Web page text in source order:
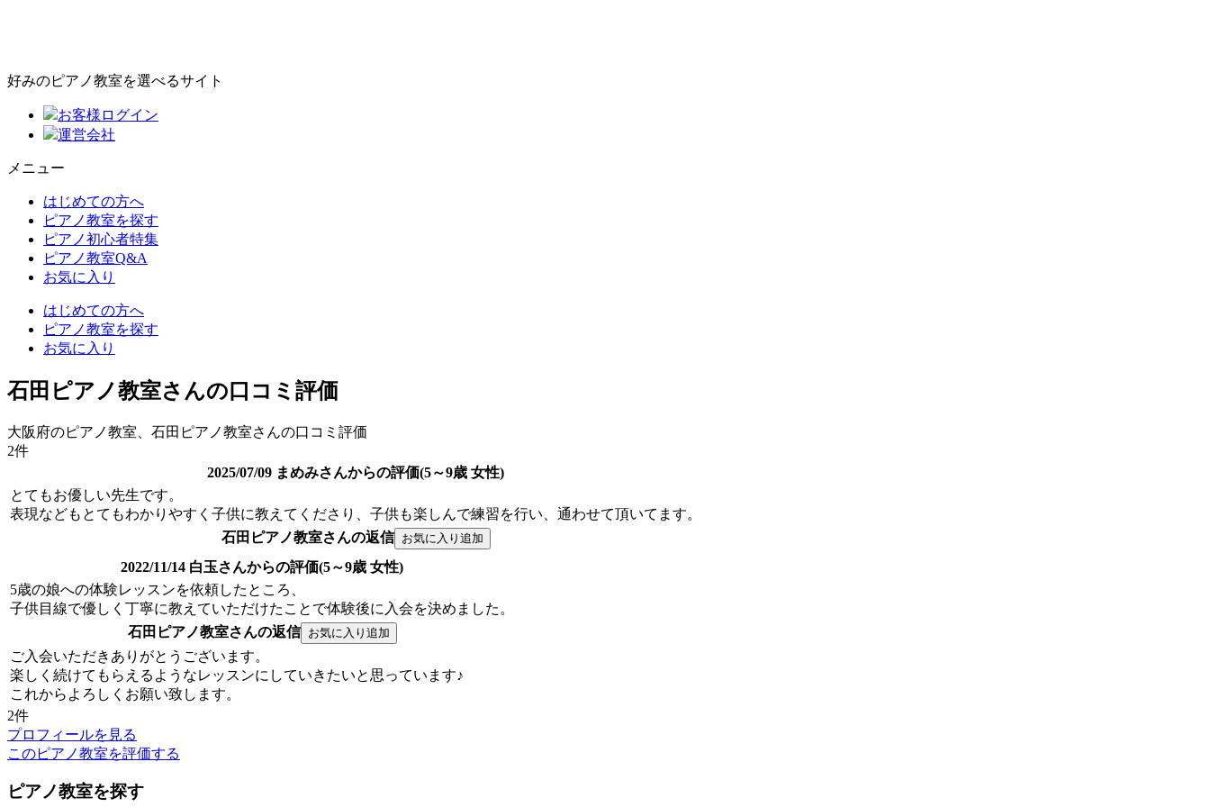
好みのピアノ教室を選べるサイト
お客様ログイン
運営会社
メニュー
はじめての方へ
ピアノ教室を探す
ピアノ初心者特集
ピアノ教室Q&A
お気に入り
はじめての方へ
ピアノ教室を探す
お気に入り
石田ピアノ教室さんの口コミ評価
大阪府のピアノ教室、石田ピアノ教室さんの口コミ評価
2件
2025/07/09 まめみさんからの評価(5～9歳 女性)
とてもお優しい先生です。
表現などもとてもわかりやすく子供に教えてくださり、子供も楽しんで練習を行い、通わせて頂いてます。
石田ピアノ教室さんの返信
2022/11/14 白玉さんからの評価(5～9歳 女性)
5歳の娘への体験レッスンを依頼したところ、
子供目線で優しく丁寧に教えていただけたことで体験後に入会を決めました。
石田ピアノ教室さんの返信
ご入会いただきありがとうございます。
楽しく続けてもらえるようなレッスンにしていきたいと思っています♪
これからよろしくお願い致します。
2件
プロフィールを見る
このピアノ教室を評価する
ピアノ教室を探す